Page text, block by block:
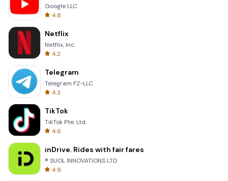
Google LLC
4.8
Netflix
Netflix, Inc.
4.2
Telegram
Telegram FZ-LLC
4.3
TikTok
TikTok Pte. Ltd.
4.6
inDrive. Rides with fair fares
® SUOL INNOVATIONS LTD
4.9